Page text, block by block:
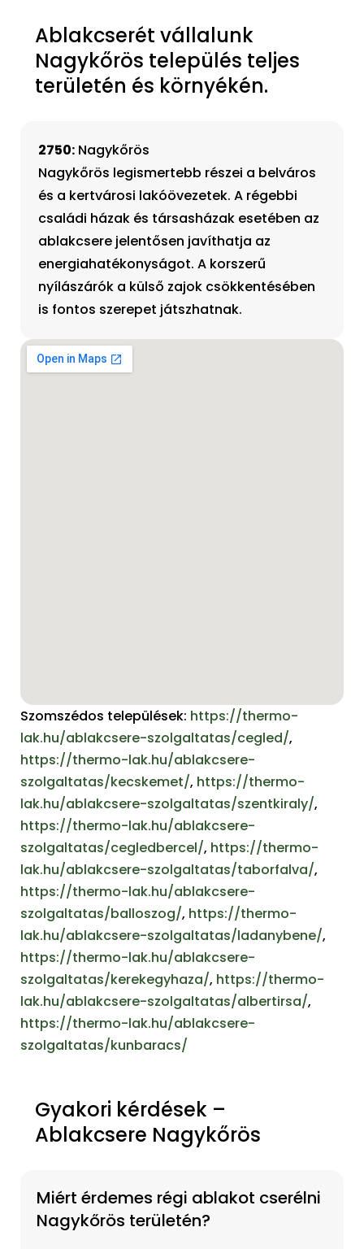
Ablakcserét vállalunk
Nagykőrös település teljes
területén és környékén.
2750: Nagykőrös
Nagykőrös legismertebb részei a belváros
és a kertvárosi lakóövezetek. A régebbi
családi házak és társasházak esetében az
ablakcsere jelentősen javíthatja az
energiahatékonyságot. A korszerű
nyílászárók a külső zajok csökkentésében
is fontos szerepet játszhatnak.
Szomszédos települések: https://thermo-
lak.hu/ablakcsere-szolgaltatas/cegled/,
https://thermo-lak.hu/ablakcsere-
szolgaltatas/kecskemet/, https://thermo-
lak.hu/ablakcsere-szolgaltatas/szentkiraly/,
https://thermo-lak.hu/ablakcsere-
szolgaltatas/cegledbercel/, https://thermo-
lak.hu/ablakcsere-szolgaltatas/taborfalva/,
https://thermo-lak.hu/ablakcsere-
szolgaltatas/balloszog/, https://thermo-
lak.hu/ablakcsere-szolgaltatas/ladanybene/,
https://thermo-lak.hu/ablakcsere-
szolgaltatas/kerekegyhaza/, https://thermo-
lak.hu/ablakcsere-szolgaltatas/albertirsa/,
https://thermo-lak.hu/ablakcsere-
szolgaltatas/kunbaracs/
Gyakori kérdések –
Ablakcsere Nagykőrös
Miért érdemes régi ablakot cserélni
Nagykőrös területén?